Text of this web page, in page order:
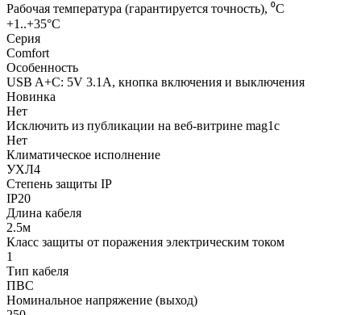
Рабочая температура (гарантируется точность), ⁰С
+1..+35°C
Серия
Comfort
Особенность
USB A+C: 5V 3.1A, кнопка включения и выключения
Новинка
Нет
Исключить из публикации на веб-витрине mag1c
Нет
Климатическое исполнение
УХЛ4
Степень защиты IP
IP20
Длина кабеля
2.5м
Класс защиты от поражения электрическим током
1
Тип кабеля
ПВС
Номинальное напряжение (выход)